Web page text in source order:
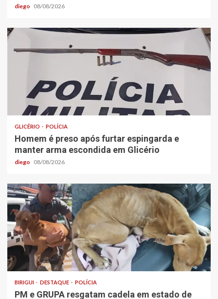
diego 08/08/2026
GLICÉRIO POLÍCIA
Homem é preso após furtar espingarda e
manter arma escondida em Glicério
diego 08/08/2026
BIRIGUI DESTAQUE POLÍCIA
PM e GRUPA resgatam cadela em estado de